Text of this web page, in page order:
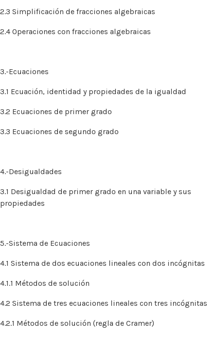
2.3 Simplificación de fracciones algebraicas
2.4 Operaciones con fracciones algebraicas
3.-Ecuaciones
3.1 Ecuación, identidad y propiedades de la igualdad
3.2 Ecuaciones de primer grado
3.3 Ecuaciones de segundo grado
4.-Desigualdades
3.1 Desigualdad de primer grado en una variable y sus
propiedades
5.-Sistema de Ecuaciones
4.1 Sistema de dos ecuaciones lineales con dos incógnitas
4.1.1 Métodos de solución
4.2 Sistema de tres ecuaciones lineales con tres incógnitas
4.2.1 Métodos de solución (regla de Cramer)